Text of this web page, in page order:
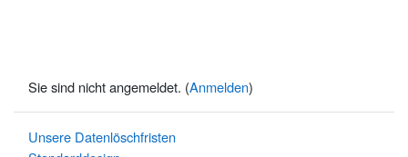
Sie sind nicht angemeldet. (Anmelden)
Unsere Datenlöschfristen